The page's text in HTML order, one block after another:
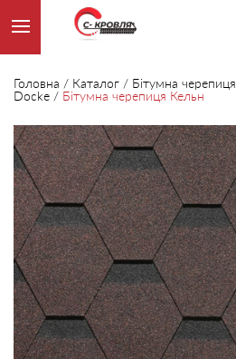
Головна / Каталог / Бітумна черепиця
Docke / Бітумна черепиця Кельн